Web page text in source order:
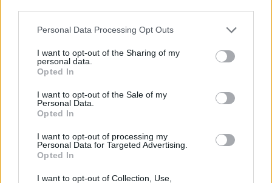
Please note that this website/app uses one or more Google
not limited to your visit or usage behaviour. You may click to
grant or deny consent to Google and its third-party tags to
use your data for below specified purposes in below Google
consent section.
Personal Data Processing Opt Outs
I want to opt-out of the Sharing of my
personal data.
Opted In
I want to opt-out of the Sale of my
Personal Data.
Opted In
I want to opt-out of processing my
Personal Data for Targeted Advertising.
Opted In
I want to opt-out of Collection, Use,